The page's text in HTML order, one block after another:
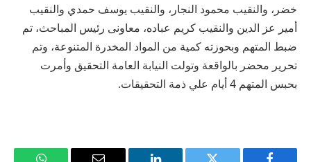
خضر، والنقيب محمود النجار، والنقيب يوسف حمدي والنقيب
أمير عز الدين والنقيب كريم عباده، معاونى رئيس المباحث، تم
ضبط المتهم وبحوزته كمية من المواد المخدرة المتنوعة، وتم
تحرير محضر بالواقعة وتولت النيابة العامة التحقيق وأمرت
بحبس المتهم 4 أيام علي ذمة التحقيقات.